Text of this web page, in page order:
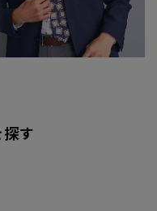
す